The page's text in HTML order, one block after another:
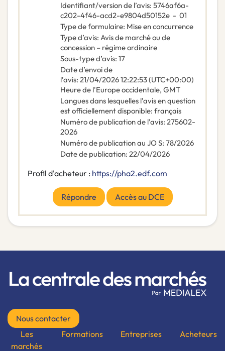
Identifiant/version de l’avis: 5746af6a-
c202-4f46-acd2-e9804d50152e - 01
Type de formulaire: Mise en concurrence
Type d’avis: Avis de marché ou de
concession – régime ordinaire
Sous-type d’avis: 17
Date d’envoi de
l’avis: 21/04/202612:22:53 (UTC+00:00)
Heure de l'Europe occidentale, GMT
Langues dans lesquelles l’avis en question
est officiellement disponible: français
Numéro de publication de l’avis: 275602-
2026
Numéro de publication au JO S: 78/2026
Date de publication: 22/04/2026
Profil d'acheteur : https://pha2.edf.com
Répondre Accès au DCE
Nous contacter
Les
marchés
Formations Entreprises Acheteurs